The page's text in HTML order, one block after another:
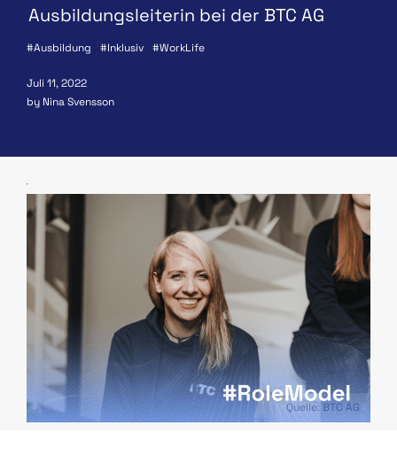
Ausbildungsleiterin bei der BTC AG
Ausbildung Inklusiv WorkLife
Juli 11, 2022
by Nina Svensson
Quelle: BTC AG